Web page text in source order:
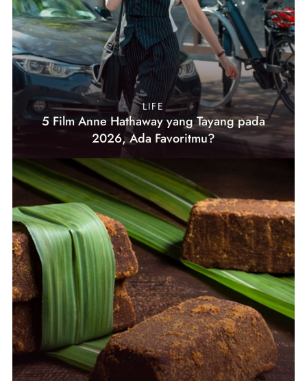
LIFE
5 Film Anne Hathaway yang Tayang pada
2026, Ada Favoritmu?